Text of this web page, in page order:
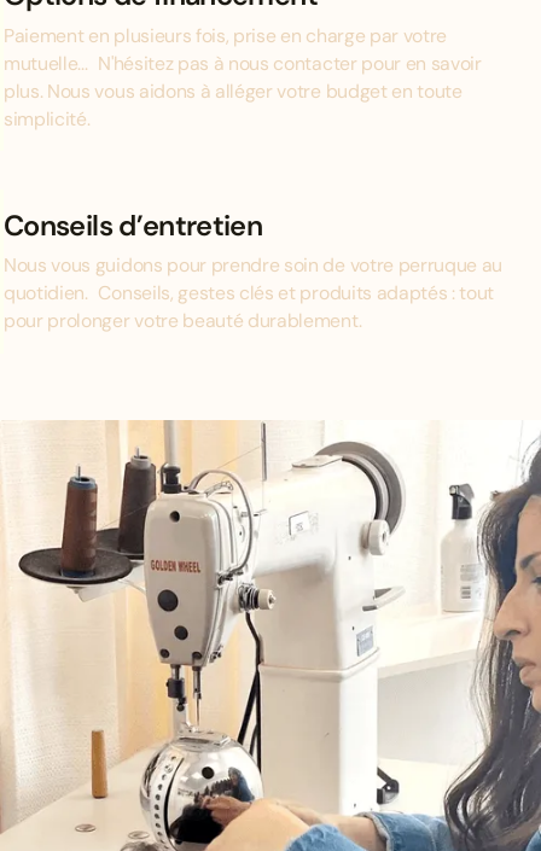
Paiement en plusieurs fois, prise en charge par votre
mutuelle... N'hésitez pas à nous contacter pour en savoir
plus. Nous vous aidons à alléger votre budget en toute
simplicité.
Conseils d’entretien
Nous vous guidons pour prendre soin de votre perruque au
quotidien. Conseils, gestes clés et produits adaptés : tout
pour prolonger votre beauté durablement.